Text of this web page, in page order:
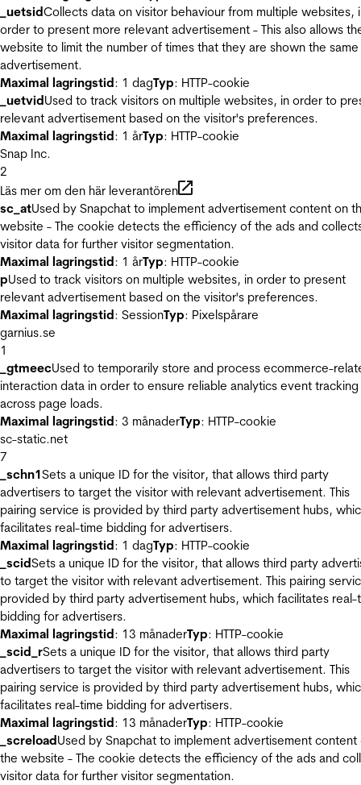
_uetsidCollects data on visitor behaviour from multiple websites,
order to present more relevant advertisement - This also allows
website to limit the number of times that they are shown the same
advertisement.
Maximal lagringstid: 1 dagTyp: HTTP-cookie
_uetvidUsed to track visitors on multiple websites, in order to
relevant advertisement based on the visitor's preferences.
Maximal lagringstid: 1 årTyp: HTTP-cookie
Snap Inc.
2
Läs mer om den här leverantören
sc_atUsed by Snapchat to implement advertisement content on
website - The cookie detects the efficiency of the ads and
visitor data for further visitor segmentation.
Maximal lagringstid: 1 årTyp: HTTP-cookie
pUsed to track visitors on multiple websites, in order to present
relevant advertisement based on the visitor's preferences.
Maximal lagringstid: SessionTyp: Pixelspårare
garnius.se
1
_gtmeecUsed to temporarily store and process ecommerce-
interaction data in order to ensure reliable analytics event tracking
across page loads.
Maximal lagringstid: 3 månaderTyp: HTTP-cookie
sc-static.net
7
_schn1Sets a unique ID for the visitor, that allows third party
advertisers to target the visitor with relevant advertisement. This
pairing service is provided by third party advertisement hubs,
facilitates real-time bidding for advertisers.
Maximal lagringstid: 1 dagTyp: HTTP-cookie
_scidSets a unique ID for the visitor, that allows third party
to target the visitor with relevant advertisement. This pairing
provided by third party advertisement hubs, which facilitates real-
bidding for advertisers.
Maximal lagringstid: 13 månaderTyp: HTTP-cookie
_scid_rSets a unique ID for the visitor, that allows third party
advertisers to target the visitor with relevant advertisement. This
pairing service is provided by third party advertisement hubs,
facilitates real-time bidding for advertisers.
Maximal lagringstid: 13 månaderTyp: HTTP-cookie
_screloadUsed by Snapchat to implement advertisement content
the website - The cookie detects the efficiency of the ads and
visitor data for further visitor segmentation.